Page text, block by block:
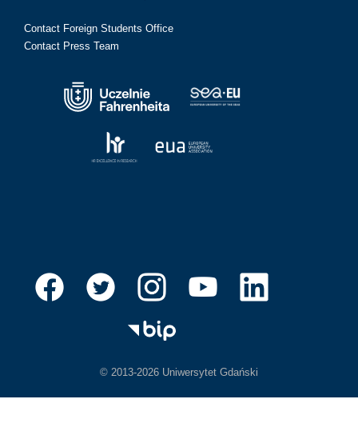
Contact Foreign Students Office
Contact Press Team
© 2013-2026 Uniwersytet Gdański